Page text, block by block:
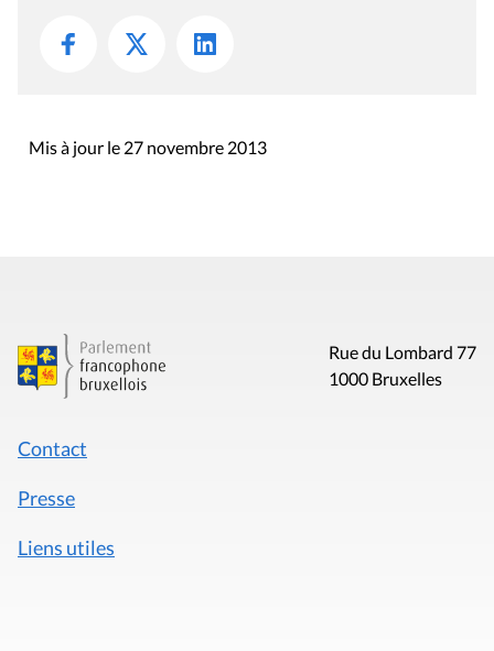
Mis à jour le 27 novembre 2013
Rue du Lombard 77
1000 Bruxelles
Contact
Presse
Liens utiles